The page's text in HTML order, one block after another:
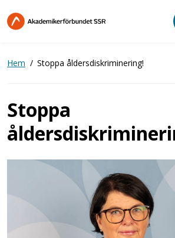
till
Hem Stoppa åldersdiskriminering!
Stoppa